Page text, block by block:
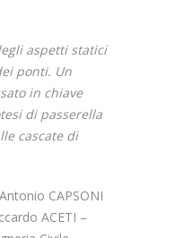
aspetti statici
ponti. Un
in chiave
di passerella
cascate di
CAPSONI
ACETI –